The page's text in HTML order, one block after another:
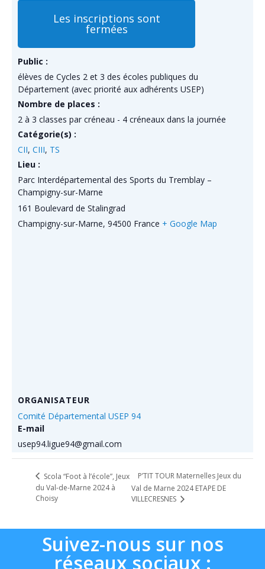
Les inscriptions sont
fermées
Public :
élèves de Cycles 2 et 3 des écoles publiques du
Département (avec priorité aux adhérents USEP)
Nombre de places :
2 à 3 classes par créneau - 4 créneaux dans la journée
Catégorie(s) :
CII, CIII, TS
Lieu :
Parc Interdépartemental des Sports du Tremblay –
Champigny-sur-Marne
161 Boulevard de Stalingrad
Champigny-sur-Marne, 94500 France + Google Map
ORGANISATEUR
Comité Départemental USEP 94
E-mail
usep94.ligue94@gmail.com
Scola “Foot à l’école”, Jeux
du Val-de-Marne 2024 à
Choisy
P’TIT TOUR Maternelles Jeux du
Val de Marne 2024 ETAPE DE
VILLECRESNES
Suivez-nous sur nos
réseaux sociaux :